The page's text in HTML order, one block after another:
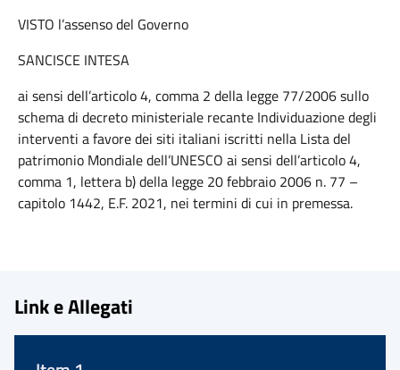
VISTO l’assenso del Governo
SANCISCE INTESA
ai sensi dell’articolo 4, comma 2 della legge 77/2006 sullo
schema di decreto ministeriale recante Individuazione degli
interventi a favore dei siti italiani iscritti nella Lista del
patrimonio Mondiale dell’UNESCO ai sensi dell’articolo 4,
comma 1, lettera b) della legge 20 febbraio 2006 n. 77 –
capitolo 1442, E.F. 2021, nei termini di cui in premessa.
Link e Allegati